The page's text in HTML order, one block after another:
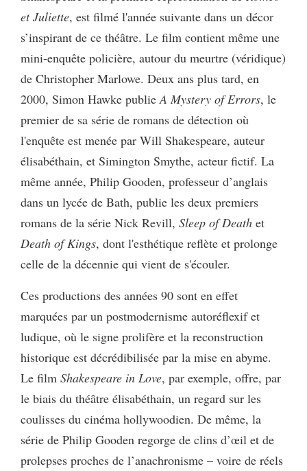
et Juliette, est filmé l'année suivante dans un décor
s’inspirant de ce théâtre. Le film contient même une
mini-enquête policière, autour du meurtre (véridique)
de Christopher Marlowe. Deux ans plus tard, en
2000, Simon Hawke publie A Mystery of Errors, le
premier de sa série de romans de détection où
l'enquête est menée par Will Shakespeare, auteur
élisabéthain, et Simington Smythe, acteur fictif. La
même année, Philip Gooden, professeur d’anglais
dans un lycée de Bath, publie les deux premiers
romans de la série Nick Revill, Sleep of Death et
Death of Kings, dont l'esthétique reflète et prolonge
celle de la décennie qui vient de s'écouler.
Ces productions des années 90 sont en effet
marquées par un postmodernisme autoréflexif et
ludique, où le signe prolifère et la reconstruction
historique est décrédibilisée par la mise en abyme.
Le film Shakespeare in Love, par exemple, offre, par
le biais du théâtre élisabéthain, un regard sur les
coulisses du cinéma hollywoodien. De même, la
série de Philip Gooden regorge de clins d’œil et de
prolepses proches de l’anachronisme – voire de réels